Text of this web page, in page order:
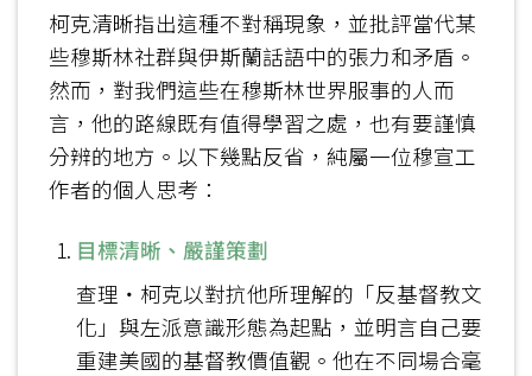
柯克清晰指出這種不對稱現象，並批評當代某
些穆斯林社群與伊斯蘭話語中的張力和矛盾。
然而，對我們這些在穆斯林世界服事的人而
言，他的路線既有值得學習之處，也有要謹慎
分辨的地方。以下幾點反省，純屬一位穆宣工
作者的個人思考：
目標清晰、嚴謹策劃
查理‧柯克以對抗他所理解的「反基督教文
化」與左派意識形態為起點，並明言自己要
重建美國的基督教價值觀。他在不同場合毫